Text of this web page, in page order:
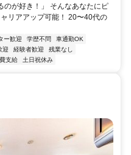
のが好き！」 そんなあなたにピ
リアアップ可能！ 20〜40代の
ー歓迎 学歴不問
車通勤OK
迎 経験者歓迎
残業なし
支給 土日祝休み